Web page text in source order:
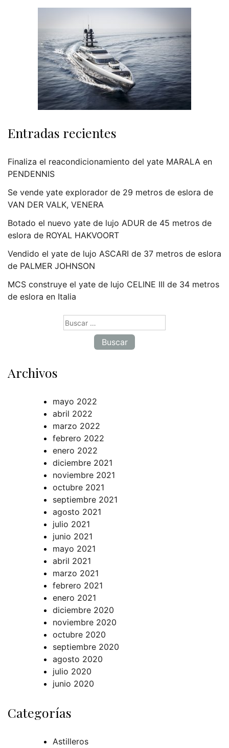
Entradas recientes
Finaliza el reacondicionamiento del yate MARALA en
PENDENNIS
Se vende yate explorador de 29 metros de eslora de
VAN DER VALK, VENERA
Botado el nuevo yate de lujo ADUR de 45 metros de
eslora de ROYAL HAKVOORT
Vendido el yate de lujo ASCARI de 37 metros de eslora
de PALMER JOHNSON
MCS construye el yate de lujo CELINE III de 34 metros
de eslora en Italia
Archivos
mayo 2022
abril 2022
marzo 2022
febrero 2022
enero 2022
diciembre 2021
noviembre 2021
octubre 2021
septiembre 2021
agosto 2021
julio 2021
junio 2021
mayo 2021
abril 2021
marzo 2021
febrero 2021
enero 2021
diciembre 2020
noviembre 2020
octubre 2020
septiembre 2020
agosto 2020
julio 2020
junio 2020
Categorías
Astilleros